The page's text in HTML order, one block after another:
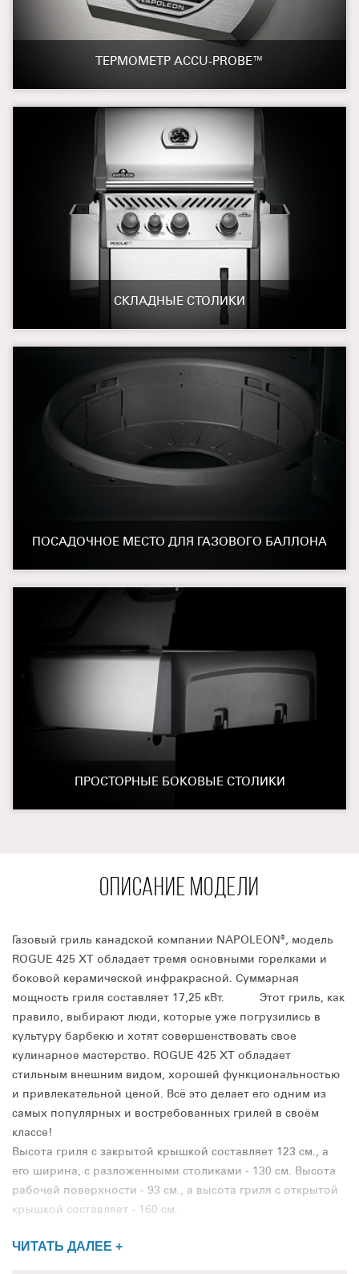
ТЕРМОМЕТР ACCU-PROBE™
СКЛАДНЫЕ СТОЛИКИ
ПОСАДОЧНОЕ МЕСТО ДЛЯ ГАЗОВОГО БАЛЛОНА
ПРОСТОРНЫЕ БОКОВЫЕ СТОЛИКИ
ОПИСАНИЕ МОДЕЛИ
Газовый гриль канадской компании NAPOLEON®, модель
ROGUE 425 XT обладает тремя основными горелками и
боковой керамической инфракрасной. Суммарная
мощность гриля составляет 17,25 кВт. Этот гриль, как
правило, выбирают люди, которые уже погрузились в
культуру барбекю и хотят совершенствовать свое
кулинарное мастерство. ROGUE 425 XT обладает
стильным внешним видом, хорошей функциональностью
и привлекательной ценой. Всё это делает его одним из
самых популярных и востребованных грилей в своём
классе!
Высота гриля с закрытой крышкой составляет 123 см., а
его ширина, с разложенными столиками - 130 см. Высота
рабочей поверхности - 93 см., а высота гриля с открытой
крышкой составляет - 160 см.
ЧИТАТЬ ДАЛЕЕ +